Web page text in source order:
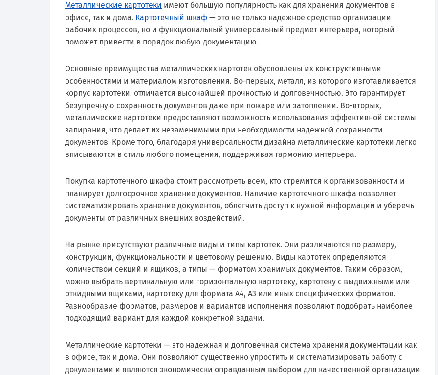
Рипост
Hilfe
Металлические картотеки имеют большую популярность как для хранения документов в
офисе, так и дома. Картотечный шкаф — это не только надежное средство организации
рабочих процессов, но и функциональный универсальный предмет интерьера, который
поможет привести в порядок любую документацию.
Основные преимущества металлических картотек обусловлены их конструктивными
особенностями и материалом изготовления. Во-первых, металл, из которого изготавливается
корпус картотеки, отличается высочайшей прочностью и долговечностью. Это гарантирует
безупречную сохранность документов даже при пожаре или затоплении. Во-вторых,
металлические картотеки предоставляют возможность использования эффективной системы
запирания, что делает их незаменимыми при необходимости надежной сохранности
документов. Кроме того, благодаря универсальности дизайна металлические картотеки легко
вписываются в стиль любого помещения, поддерживая гармонию интерьера.
Покупка картотечного шкафа стоит рассмотреть всем, кто стремится к организованности и
планирует долгосрочное хранение документов. Наличие картотечного шкафа позволяет
систематизировать хранение документов, облегчить доступ к нужной информации и уберечь
документы от различных внешних воздействий.
На рынке присутствуют различные виды и типы картотек. Они различаются по размеру,
конструкции, функциональности и цветовому решению. Виды картотек определяются
количеством секций и ящиков, а типы — форматом хранимых документов. Таким образом,
можно выбрать вертикальную или горизонтальную картотеку, картотеку с выдвижными или
откидными ящиками, картотеку для формата А4, А3 или иных специфических форматов.
Разнообразие форматов, размеров и вариантов исполнения позволяют подобрать наиболее
подходящий вариант для каждой конкретной задачи.
Металлические картотеки — это надежная и долговечная система хранения документации как
в офисе, так и дома. Они позволяют существенно упростить и систематизировать работу с
документами и являются экономически оправданным выбором для качественной организации